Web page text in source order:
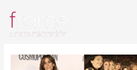
contenido